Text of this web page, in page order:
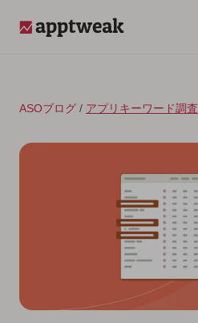
ASOブログ / アプリキーワード調査